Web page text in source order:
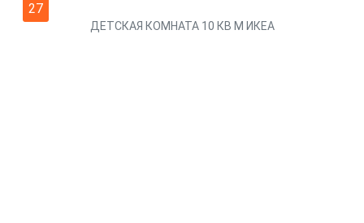
27
ДЕТСКАЯ КОМНАТА 10 КВ М ИКЕА